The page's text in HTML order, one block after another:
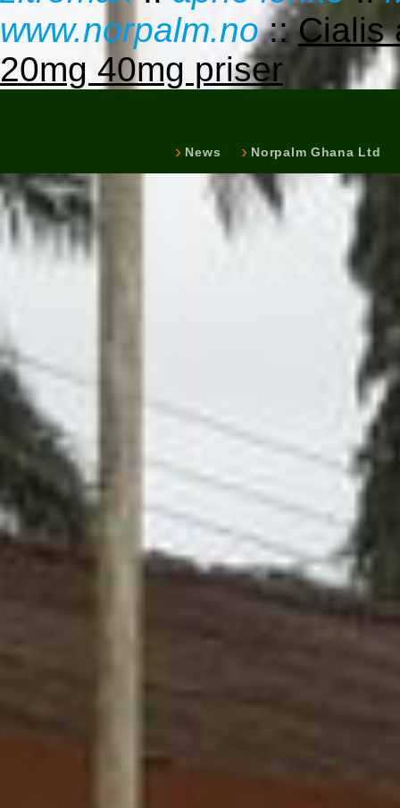
www.norpalm.no::Cialis
20mg 40mg priser
News Norpalm Ghana Ltd